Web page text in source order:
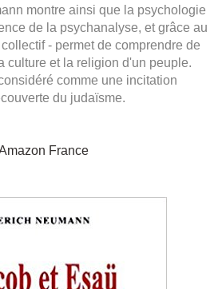
montre ainsi que la psychologie
de la psychanalyse, et grâce au
- permet de comprendre de
culture et la religion d'un peuple.
comme une incitation
du judaïsme.
France